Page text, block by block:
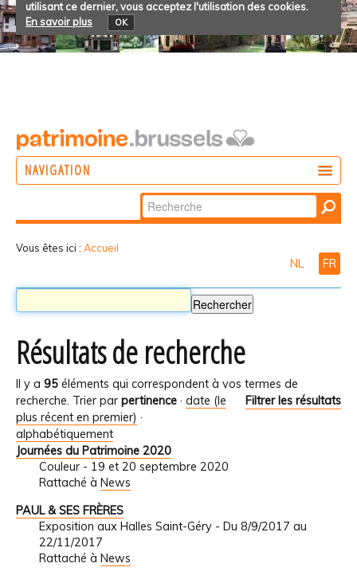
utilisant ce dernier, vous acceptez l'utilisation des cookies.
En savoir plus
OK
NAVIGATION
Chercher par
Recherche
Vous êtes ici : Accueil
NL FR
Résultats de recherche
Il y a 95 éléments qui correspondent à vos termes de
recherche.
Filtrer les résultats
Trier par pertinence · date (le
plus récent en premier) ·
alphabétiquement
Journées du Patrimoine 2020
Couleur - 19 et 20 septembre 2020
Rattaché à News
PAUL & SES FRÈRES
Exposition aux Halles Saint-Géry - Du 8/9/2017 au
22/11/2017
Rattaché à News